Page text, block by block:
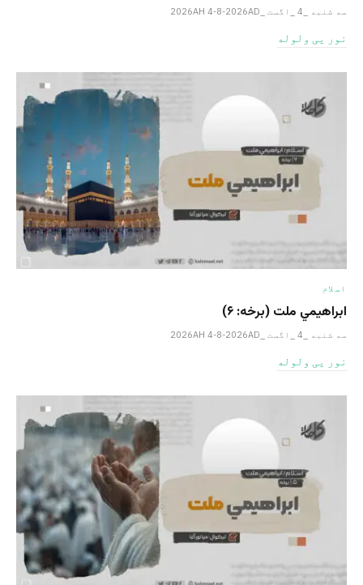
سه شنبه _4 _اگست _2026AH 4-8-2026AD
نور یی ولوله
اسلام
ابراهيمي ملت (برخه: ۶)
سه شنبه _4 _اگست _2026AH 4-8-2026AD
نور یی ولوله